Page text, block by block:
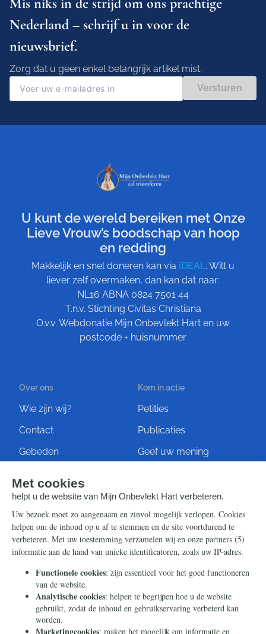
Nederland – schrijf u in voor de
nieuwsbrief.
Zorg dat u geen enkel belangrijk artikel mist.
Versturen
U kunt de wereld bereiken met Onze
Lieve Vrouw’s boodschap van hoop
en redding
Makkelijk en snel doneren kan via iDEAL. Wilt u
liever zelf overmaken, dan kan dat naar:
NL16 ABNA 0824 7501 44
T.n.v. Stichting Civitas Christiana
O.v.v. Webdonatie Mijn Onbevlekt Hart en uw
postcode + huisnummer
Over ons
Wie zijn wij?
Contact
Gebeden
Kom in actie
Petities
Publicaties
Geef uw mening
Steun ons
Nieuwsbrief
Eenmalig
Maandelijks
Periodiek
Nalaten
Info
Contact
Ontvang onze Telegram-
berichten